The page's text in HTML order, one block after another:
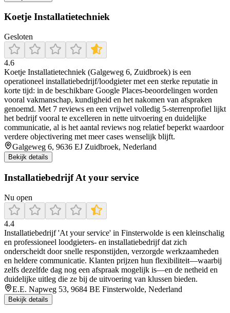
Koetje Installatietechniek
Gesloten
4.6
Koetje Installatietechniek (Galgeweg 6, Zuidbroek) is een
operationeel installatiebedrijf/loodgieter met een sterke reputatie in
korte tijd: in de beschikbare Google Places-beoordelingen worden
vooral vakmanschap, kundigheid en het nakomen van afspraken
genoemd. Met 7 reviews en een vrijwel volledig 5-sterrenprofiel lijkt
het bedrijf vooral te excelleren in nette uitvoering en duidelijke
communicatie, al is het aantal reviews nog relatief beperkt waardoor
verdere objectivering met meer cases wenselijk blijft.
Galgeweg 6, 9636 EJ Zuidbroek, Nederland
Bekijk details
Installatiebedrijf At your service
Nu open
4.4
Installatiebedrijf 'At your service' in Finsterwolde is een kleinschalig
en professioneel loodgieters- en installatiebedrijf dat zich
onderscheidt door snelle responstijden, verzorgde werkzaamheden
en heldere communicatie. Klanten prijzen hun flexibiliteit—waarbij
zelfs dezelfde dag nog een afspraak mogelijk is—en de netheid en
duidelijke uitleg die ze bij de uitvoering van klussen bieden.
E.E. Napweg 53, 9684 BE Finsterwolde, Nederland
Bekijk details